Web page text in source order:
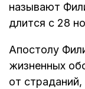
называют
длится с 28
Апостолу
жизненных
от